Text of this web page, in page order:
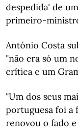
despedida' de
primeiro-
António Costa
"não era só um
crítica e um
"Um dos seus
portuguesa foi a
renovou o fado